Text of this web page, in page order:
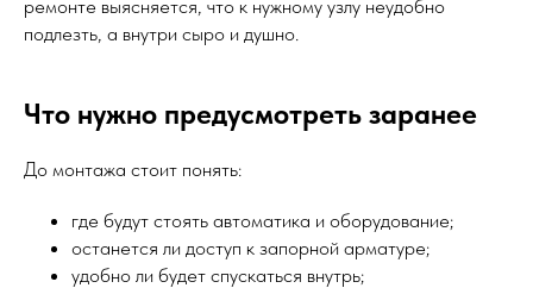
ремонте выясняется, что к нужному узлу неудобно
подлезть, а внутри сыро и душно.
Что нужно предусмотреть заранее
До монтажа стоит понять:
где будут стоять автоматика и оборудование;
останется ли доступ к запорной арматуре;
удобно ли будет спускаться внутрь;